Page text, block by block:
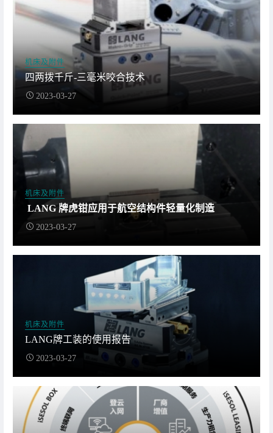
机床及附件
四两拨千斤-三毫米咬合技术
2023-03-27
机床及附件
LANG 牌虎钳应用于航空结构件轻量化制造
2023-03-27
机床及附件
LANG牌工装的使用报告
2023-03-27